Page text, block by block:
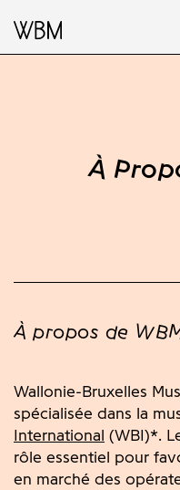
À
À propos de
Wallonie-Bruxelles
spécialisée dans la
International (WBI)*.
rôle essentiel pour
en marché des